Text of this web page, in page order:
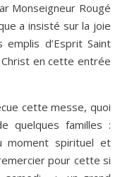
Monseigneur Rougé
a insisté sur la joie
d’Esprit Saint
en cette entrée
cette messe, quoi
quelques familles :
moment spirituel et
pour cette si